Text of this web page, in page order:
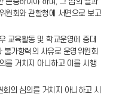
존중하여야 하며, 그 심의 결과
원회와 관할청에 서면으로 보고
교육활동 및 학교운영에 중대
불가항력의 사유로 운영위원회
를 거치지 아니하고 이를 시행
의 심의를 거치지 아니하고 시